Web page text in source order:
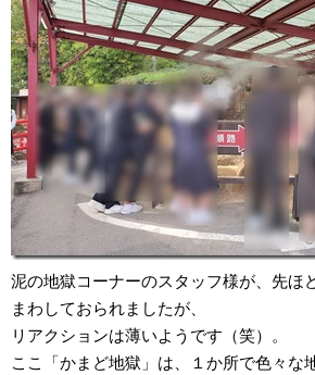
泥の地獄コーナーのスタッフ様が、先ほ
まわしておられましたが、
リアクションは薄いようです（笑）。
ここ「かまど地獄」は、１か所で色々な